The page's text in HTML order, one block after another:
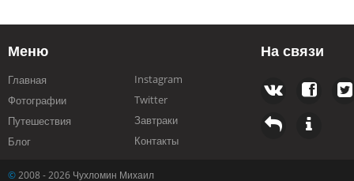
Меню
Главная
Фотографии
Путешествия
Блог
Instagram
Twitter
Завтраки
Контакты
На связи
© 2008 - 2026 Чухломин Михаил